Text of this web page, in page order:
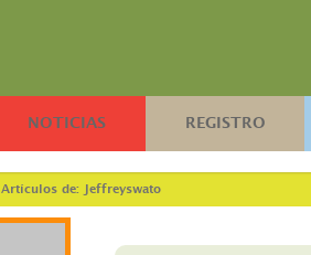
NOTICIAS REGISTRO
Artículos de: Jeffreyswato